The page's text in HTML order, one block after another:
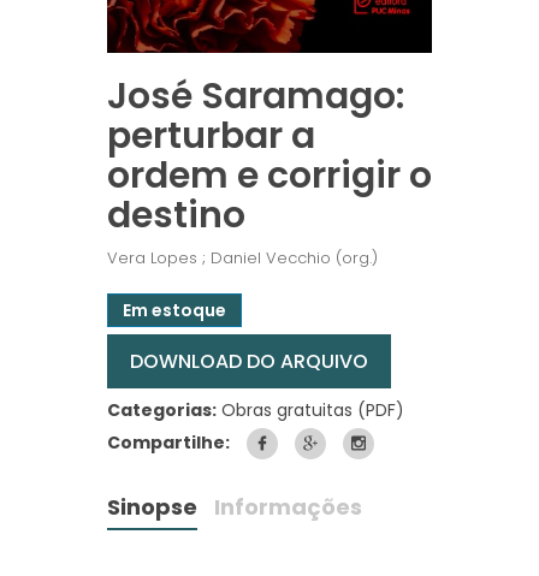
José Saramago:
perturbar a
ordem e corrigir o
destino
Vera Lopes ; Daniel Vecchio (org.)
Em estoque
DOWNLOAD DO ARQUIVO
Categorias: Obras gratuitas (PDF)
Compartilhe:
Sinopse Informações